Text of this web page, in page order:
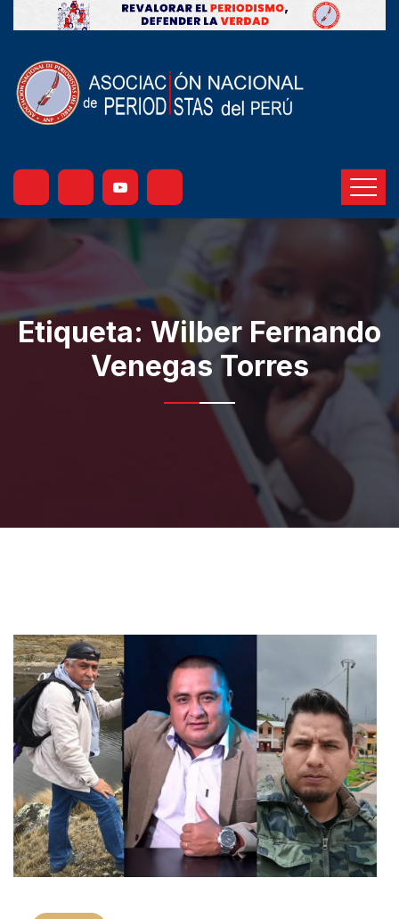
Etiqueta: Wilber Fernando
Venegas Torres